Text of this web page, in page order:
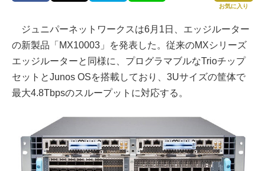
お気に入り
ジュニパーネットワークスは6月1日、エッジルーター
の新製品「MX10003」を発表した。従来のMXシリーズ
エッジルーターと同様に、プログラマブルなTrioチップ
セットとJunos OSを搭載しており、3Uサイズの筐体で
最大4.8Tbpsのスループットに対応する。